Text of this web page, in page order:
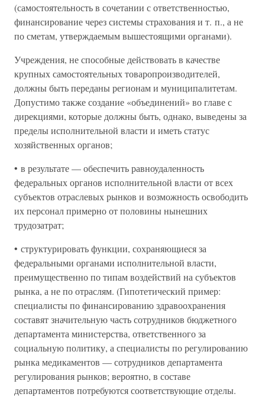
(самостоятельность в сочетании с ответственностью,
финансирование через системы страхования и т. п., а не
по сметам, утверждаемым вышестоящими органами).
Учреждения, не способные действовать в качестве
крупных самостоятельных товаропроизводителей,
должны быть переданы регионам и муниципалитетам.
Допустимо также создание «объединений» во главе с
дирекциями, которые должны быть, однако, выведены за
пределы исполнительной власти и иметь статус
хозяйственных органов;
• в результате — обеспечить равноудаленность
федеральных органов исполнительной власти от всех
субъектов отраслевых рынков и возможность освободить
их персонал примерно от половины нынешних
трудозатрат;
• структурировать функции, сохраняющиеся за
федеральными органами исполнительной власти,
преимущественно по типам воздействий на субъектов
рынка, а не по отраслям. (Гипотетический пример:
специалисты по финансированию здравоохранения
составят значительную часть сотрудников бюджетного
департамента министерства, ответственного за
социальную политику, а специалисты по регулированию
рынка медикаментов — сотрудников департамента
регулирования рынков; вероятно, в составе
департаментов потребуются соответствующие отделы.